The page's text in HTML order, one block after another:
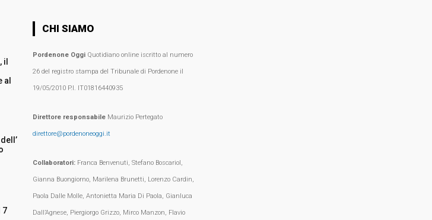
il
al
7
CHI SIAMO
Pordenone OggiQuotidiano online iscritto al numero
26 del registro stampa del Tribunale di Pordenone il
19/05/2010 P.I. IT01816440935
Direttore responsabileMaurizio Pertegato
direttore@pordenoneoggi.it
Collaboratori:Franca Benvenuti, Stefano Boscariol,
Gianna Buongiorno, Marilena Brunetti, Lorenzo Cardin,
Paola Dalle Molle, Antonietta Maria Di Paola, Gianluca
Dall’Agnese, Piergiorgo Grizzo, Mirco Manzon, Flavio